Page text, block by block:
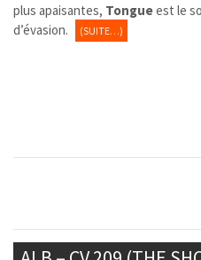
plus apaisantes, Tongueest le
d’évasion.
(SUITE…)